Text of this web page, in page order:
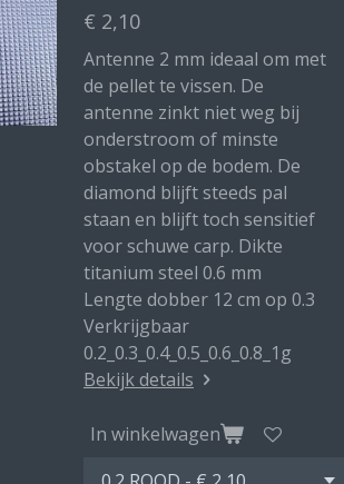
€ 2,10
Antenne 2 mm ideaal om met
de pellet te vissen. De
antenne zinkt niet weg bij
onderstroom of minste
obstakel op de bodem. De
diamond blijft steeds pal
staan en blijft toch sensitief
voor schuwe carp. Dikte
titanium steel 0.6 mm
Lengte dobber 12 cm op 0.3
Verkrijgbaar
0.2_0.3_0.4_0.5_0.6_0.8_1g
Bekijk details
In winkelwagen